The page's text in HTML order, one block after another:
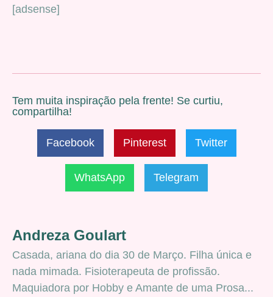
[adsense]
Tem muita inspiração pela frente! Se curtiu,
compartilha!
Facebook Pinterest Twitter
WhatsApp Telegram
Andreza Goulart
Casada, ariana do dia 30 de Março. Filha única e
nada mimada. Fisioterapeuta de profissão.
Maquiadora por Hobby e Amante de uma Prosa...